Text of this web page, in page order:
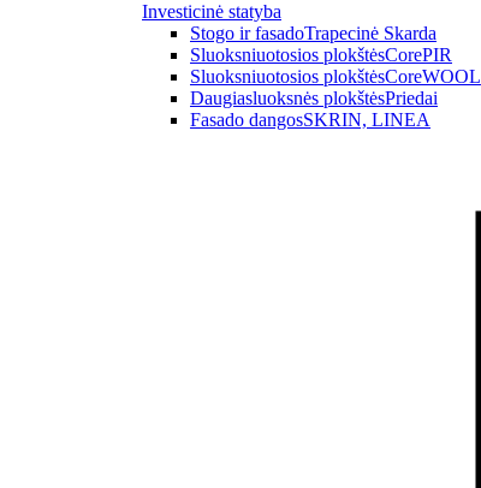
Investicinė statyba
Stogo ir fasadoTrapecinė Skarda
Sluoksniuotosios plokštėsCorePIR
Sluoksniuotosios plokštėsCoreWOOL
Daugiasluoksnės plokštėsPriedai
Fasado dangosSKRIN, LINEA